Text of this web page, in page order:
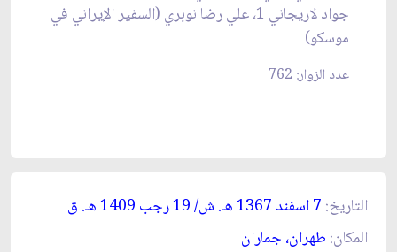
جواد لاريجاني 1، علي رضا نوبري (السفير الإيراني في
موسكو)
عدد الزوار: 762
التاريخ: ـ. ش/ 19 رجب 1409 ه ـ. ق‏
المكان: طهران، جماران‏